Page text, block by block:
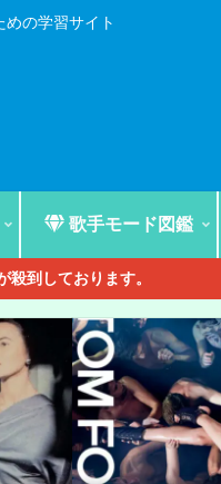
の学習サイト
歌手モード図鑑
到しております。